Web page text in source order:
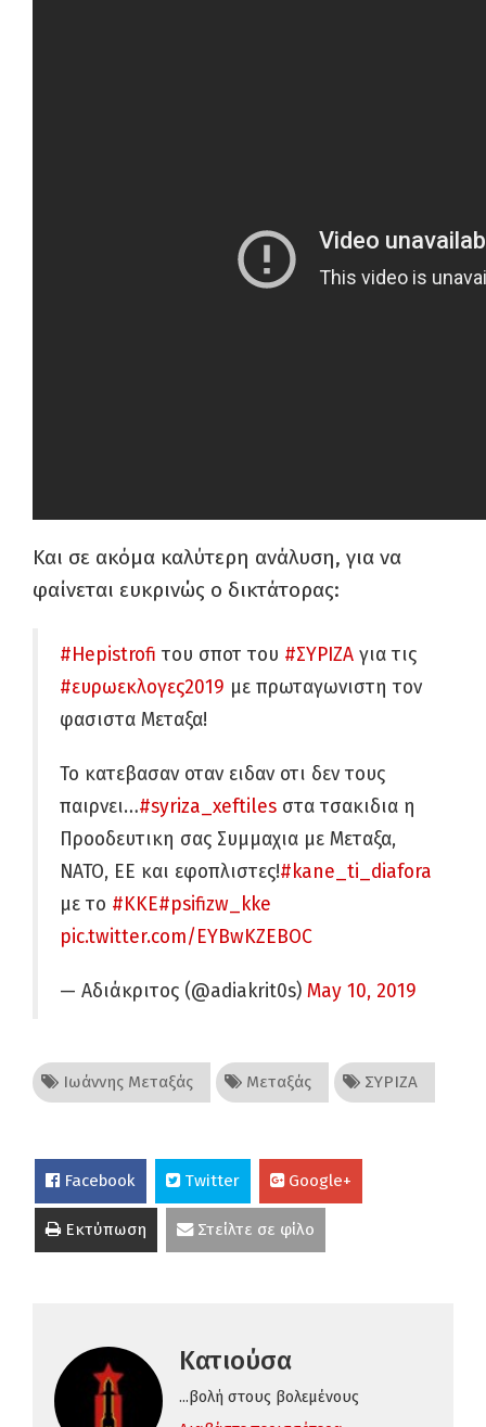
Και σε ακόμα καλύτερη ανάλυση, για να
φαίνεται ευκρινώς ο δικτάτορας:
#Hepistrofi του σποτ του #ΣΥΡΙΖΑ για τις
#ευρωεκλογες2019 με πρωταγωνιστη τον
φασιστα Μεταξα!
Το κατεβασαν οταν ειδαν οτι δεν τους
παιρνει…#syriza_xeftiles στα τσακιδια η
Προοδευτικη σας Συμμαχια με Μεταξα,
ΝΑΤΟ, ΕΕ και εφοπλιστες!#kane_ti_diafora
με το #ΚΚΕ#psifizw_kke
pic.twitter.com/EYBwKZEBOC
— Αδιάκριτος (@adiakrit0s) May 10, 2019
Ιωάννης Μεταξάς Μεταξάς ΣΥΡΙΖΑ
Facebook Twitter Google+
Εκτύπωση Στείλτε σε φίλο
Κατιούσα
...βολή στους βολεμένους